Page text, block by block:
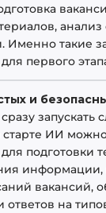
анализ
Именно такие
первого
и
запускать
ИИ
подготовки
вакансий,
ответов на